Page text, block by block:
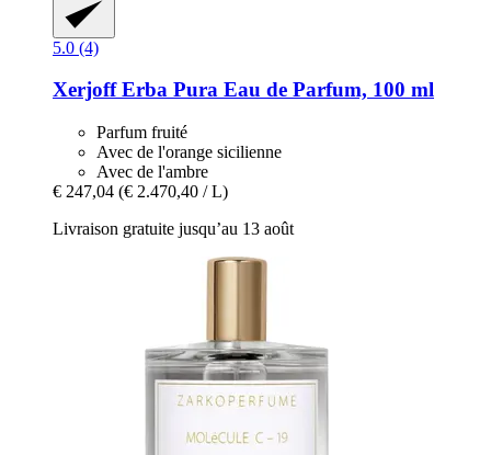
5.0 (4)
XerjoffErba Pura Eau de Parfum, 100 ml
Parfum fruité
Avec de l'orange sicilienne
Avec de l'ambre
€ 247,04 (€ 2.470,40 / L)
Livraison gratuite jusqu’au 13 août